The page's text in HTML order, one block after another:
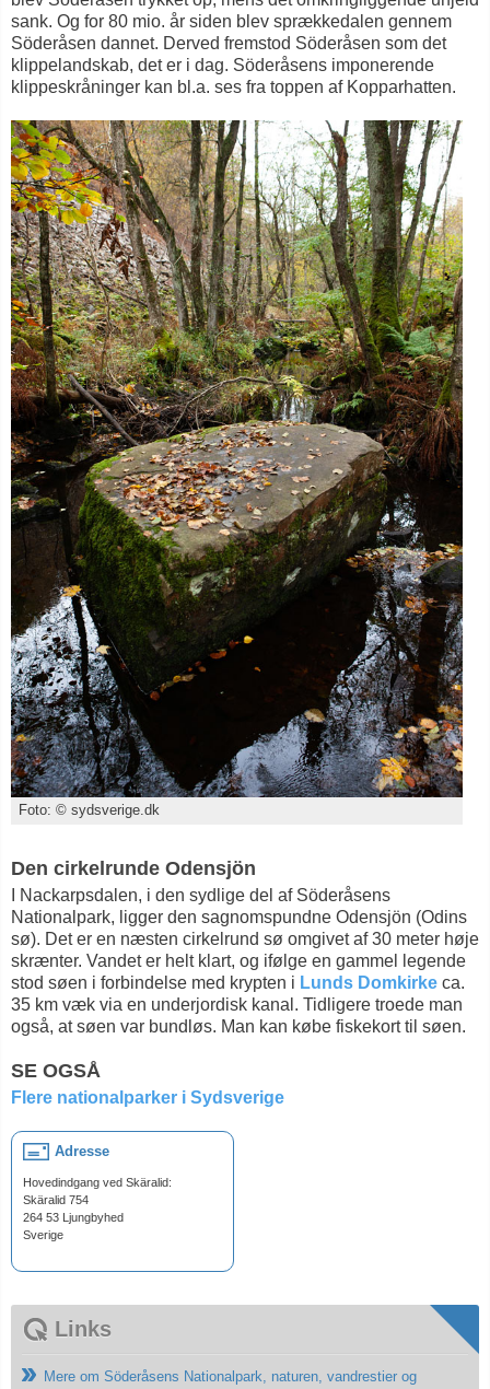
sank. Og for 80 mio. år siden blev sprækkedalen gennem
Söderåsen dannet. Derved fremstod Söderåsen som det
klippelandskab, det er i dag. Söderåsens imponerende
klippeskråninger kan bl.a. ses fra toppen af Kopparhatten.
Foto: © sydsverige.dk
Den cirkelrunde Odensjön
I Nackarpsdalen, i den sydlige del af Söderåsens
Nationalpark, ligger den sagnomspundne Odensjön (Odins
sø). Det er en næsten cirkelrund sø omgivet af 30 meter høje
skrænter. Vandet er helt klart, og ifølge en gammel legende
stod søen i forbindelse med krypten i Lunds Domkirke ca.
35 km væk via en underjordisk kanal. Tidligere troede man
også, at søen var bundløs. Man kan købe fiskekort til søen.
SE OGSÅ
Flere nationalparker i Sydsverige
Adresse
Hovedindgang ved Skäralid:
Skäralid 754
264 53 Ljungbyhed
Sverige
Links
Mere om Söderåsens Nationalpark, naturen, vandrestier og